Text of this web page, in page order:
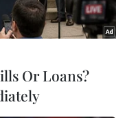
Or Loans?